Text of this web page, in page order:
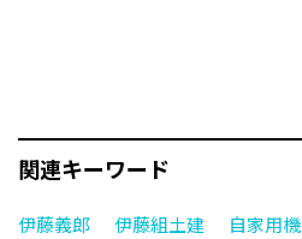
関連キーワード
伊藤義郎 伊藤組土建 自家用機